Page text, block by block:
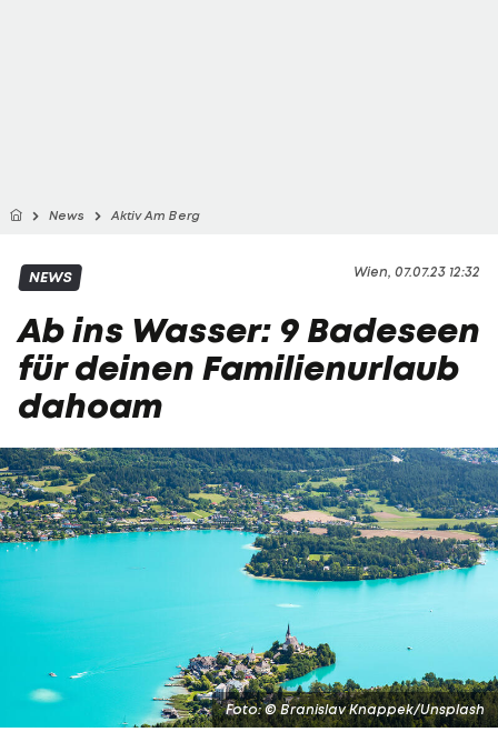
News Aktiv Am Berg
Wien, 07.07.23 12:32
NEWS
Ab ins Wasser: 9 Badeseen
für deinen Familienurlaub
dahoam
Foto: © Branislav Knappek/Unsplash